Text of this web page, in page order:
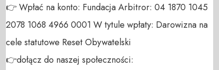
👉 Wpłać na konto: Fundacja Arbitror: 04 1870 1045
2078 1068 4966 0001 W tytule wpłaty: Darowizna na
cele statutowe Reset Obywatelski
👉dołącz do naszej społeczności: